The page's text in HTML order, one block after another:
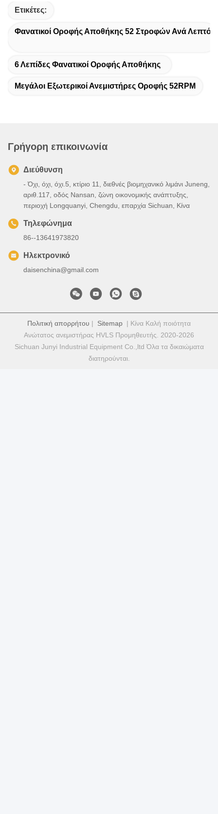
Ετικέτες:
Φανατικοί Οροφής Αποθήκης 52 Στροφών Ανά Λεπτό
6 Λεπίδες Φανατικοί Οροφής Αποθήκης
Μεγάλοι Εξωτερικοί Ανεμιστήρες Οροφής 52RPM
Γρήγορη επικοινωνία
Διεύθυνση
- Όχι, όχι, όχι.5, κτίριο 11, διεθνές βιομηχανικό λιμάνι Juneng,
αριθ.117, οδός Nansan, ζώνη οικονομικής ανάπτυξης,
περιοχή Longquanyi, Chengdu, επαρχία Sichuan, Κίνα
Τηλεφώνημα
86--13641973820
Ηλεκτρονικό
daisenchina@gmail.com
Πολιτική απορρήτου | Sitemap | Κίνα Καλή ποιότητα
Ανώτατος ανεμιστήρας HVLS Προμηθευτής. 2020-2026
Sichuan Junyi Industrial Equipment Co.,ltd Όλα τα δικαιώματα
διατηρούνται.